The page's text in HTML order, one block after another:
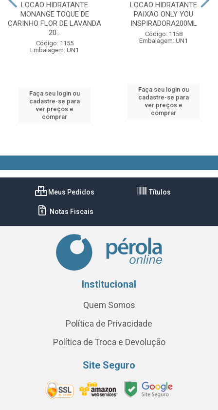
LOCAO HIDRATANTE
MONANGE TOQUE DE
CARINHO FLOR DE LAVANDA
20...
Código: 1155
Embalagem: UN1
Faça seu login ou
cadastre-se para
ver preços e
comprar
LOCAO HIDRATANTE
PAIXAO ONLY YOU
INSPIRADORA200ML
Código: 1158
Embalagem: UN1
Faça seu login ou
cadastre-se para
ver preços e
comprar
Meus Pedidos Títulos
Notas Fiscais
Institucional
Quem Somos
Política de Privacidade
Política de Troca e Devolução
Site Seguro